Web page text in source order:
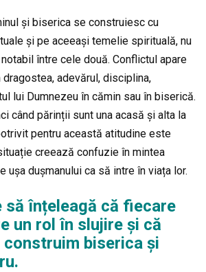
și biserica se construiesc cu
și pe aceeași temelie spirituală, nu
între cele două. Conflictul apare
adevărul, disciplina,
lui Dumnezeu în cămin sau în biserică.
când părinții sunt una acasă și alta la
pentru această atitudine este
creează confuzie în mintea
ușa dușmanului ca să intre în viața lor.
să înțeleagă că fiecare
un rol în slujire și că
construim biserica și